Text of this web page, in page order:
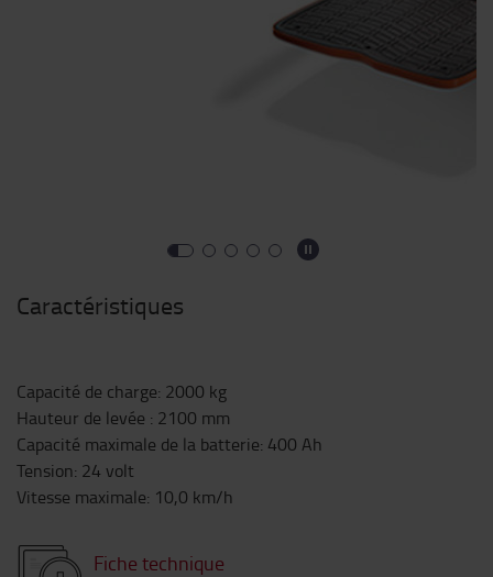
Caractéristiques
Capacité de charge: 2000 kg
Hauteur de levée : 2100 mm
Capacité maximale de la batterie: 400 Ah
Tension: 24 volt
Vitesse maximale: 10,0 km/h
Fiche technique